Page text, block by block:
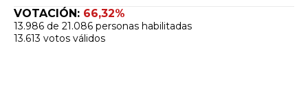
VOTACIÓN: 66,32%
13.986 de 21.086 personas habilitadas
13.613 votos válidos